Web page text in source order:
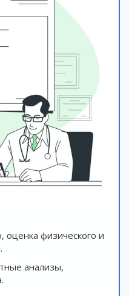
оценка физического и
анализы,